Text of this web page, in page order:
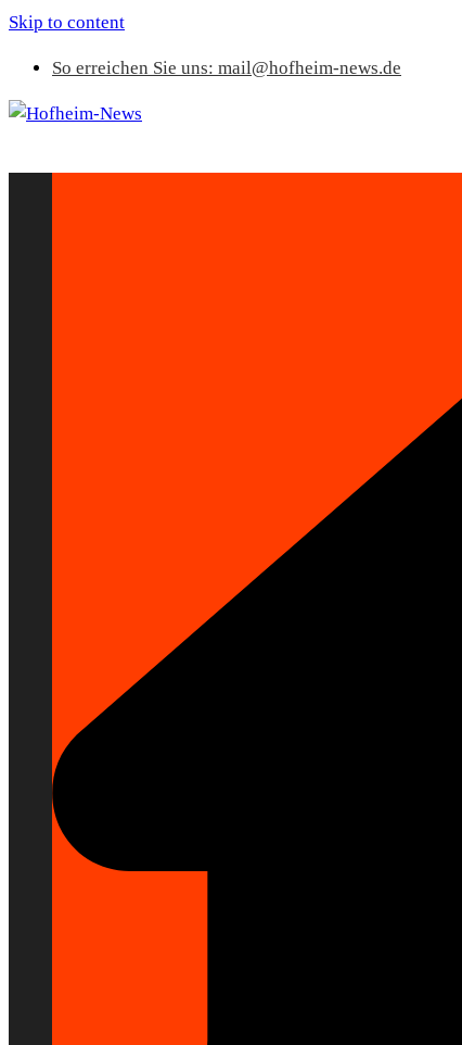
Skip to content
So erreichen Sie uns: mail@hofheim-news.de